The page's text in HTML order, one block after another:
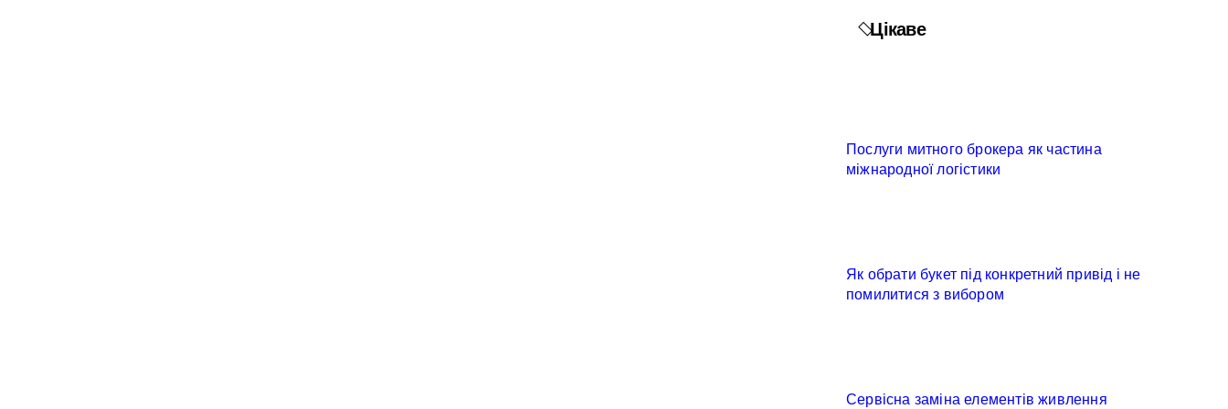
Цікаве
Послуги митного брокера як частина
міжнародної логістики
Як обрати букет під конкретний привід і не
помилитися з вибором
Сервісна заміна елементів живлення